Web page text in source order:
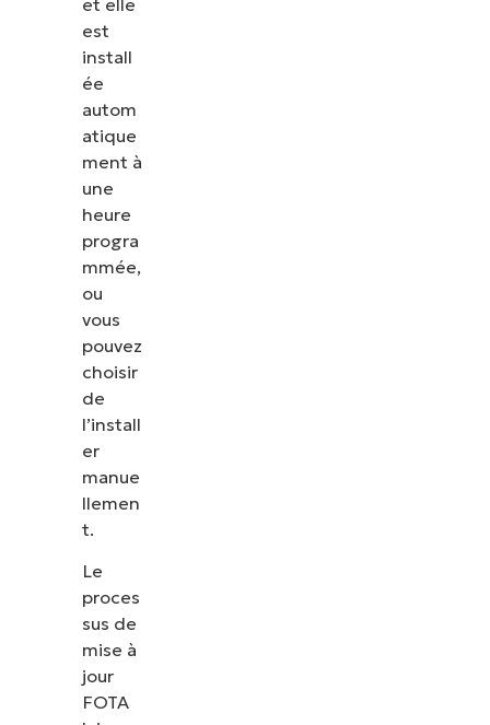
est
install
ée
autom
atique
ment à
une
heure
progra
mmée,
ou
vous
pouvez
choisir
de
l’install
er
manue
llemen
t.
Le
proces
sus de
mise à
jour
FOTA